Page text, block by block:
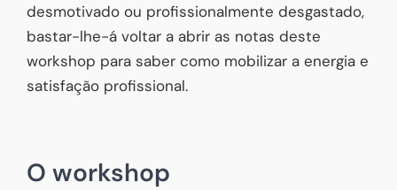
desmotivado ou profissionalmente desgastado,
bastar-lhe-á voltar a abrir as notas deste
workshop para saber como mobilizar a energia e
satisfação profissional.
O workshop